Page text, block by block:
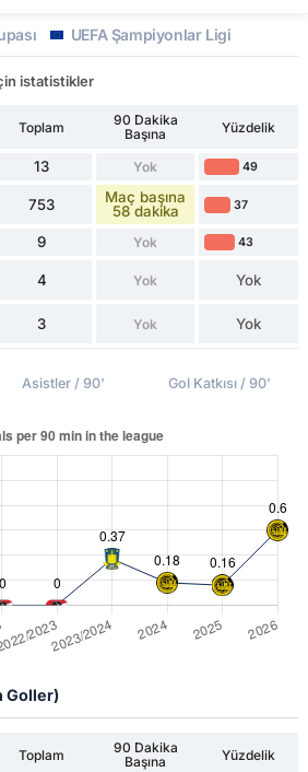
UEFA Şampiyonlar Ligi
istatistikler
Toplam
90 Dakika
Başına
Yüzdelik
13 Yok 49
753
Maç başına
58 dakika
37
9 Yok 43
4 Yok Yok
3 Yok Yok
Asistler / 90' Gol Katkısı / 90'
Goller)
Toplam
90 Dakika
Başına
Yüzdelik